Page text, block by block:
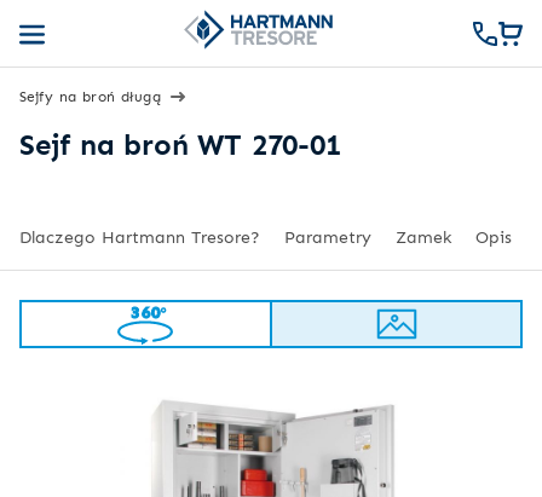
Sejfy na broń długą
Sejf na broń WT 270-01
360
Dlaczego Hartmann Tresore? Parametry Zamek Opis